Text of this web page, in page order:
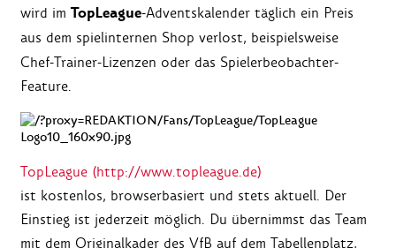
wird im TopLeague-Adventskalender täglich ein Preis
aus dem spielinternen Shop verlost, beispielsweise
Chef-Trainer-Lizenzen oder das Spielerbeobachter-
Feature.
TopLeague (http://www.topleague.de)
ist kostenlos, browserbasiert und stets aktuell. Der
Einstieg ist jederzeit möglich. Du übernimmst das Team
mit dem Originalkader des VfB auf dem Tabellenplatz,